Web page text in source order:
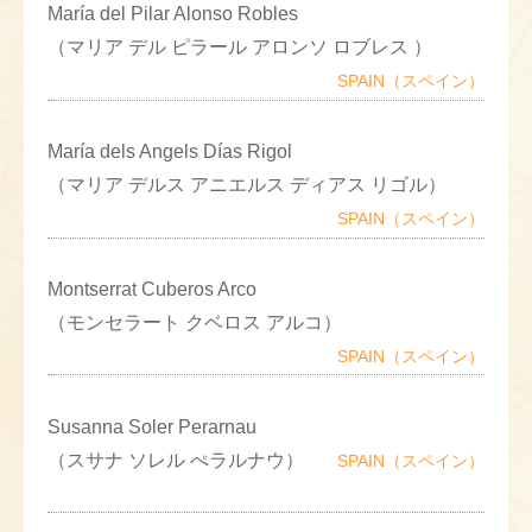
María del Pilar Alonso Robles
（マリア デル ピラール アロンソ ロブレス ）
SPAIN（スペイン）
María dels Angels Días Rigol
（マリア デルス アニエルス ディアス リゴル）
SPAIN（スペイン）
Montserrat Cuberos Arco
（モンセラート クベロス アルコ）
SPAIN（スペイン）
Susanna Soler Perarnau
（スサナ ソレル ぺラルナウ）
SPAIN（スペイン）